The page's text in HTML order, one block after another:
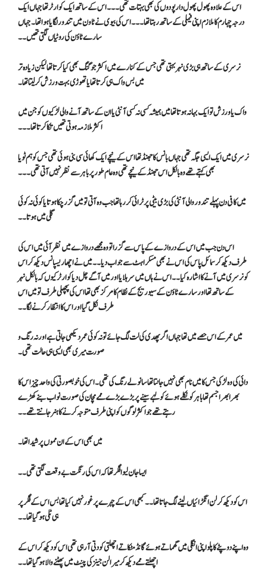
اس کے علاوہ پھول پھول دار پودوں کی بھی بہتات تھی۔۔۔ اس کے ساتھ ایک کوارٹر تھا جہاں ایک
درجہ چہارم کا ملازم اپنی فیملی کے ساتھ رہتا تھا ۔۔۔ اس کی بیوی نے ٹاون میں تندور لگایا ہوا تھا۔ جہاں
سارے ٹاؤن کی روٹیاں لگتی تھیں۔۔
نرسری کے ساتھ ہی بڑی نہر بہتی تھی جس کے کنارے میں اکثر جوگنگ بھی کیا کرتا تھا لیکن زیادہ تر
میں بس واک ہی کرتا تھا یا تھوڑی بہت ورزش کر لیتا تھا ۔
واک یا ورزش تو ایک بہانہ ہوتا تھا میں ہمیشہ کسی نہ کسی آنٹی یا ان کے ساتھ آنےوالی لڑکیوں کو جن میں
اکثر ملازمہ ہوتی تھیں تکا کرتا تھا۔۔۔
نرسری میں ایک ایسی جگہ تھی جہاں بانس کا جھنڈ تھا اس کے نیچے ایک کھائی سی بنی ہوئی تھی جس کو ہم ٹویا
بھی کہتے تھے وہ بالکل اس جھنڈ کے نیچے تھی وہ عام طور پر باہر سے نظر نہیں آتی تھی ۔۔۔
میں کافی دن پہلے تندور والی آنٹی کی بڑی بیٹی پر ٹرائی کر رہا تھا جب وہ آتی تو میں گزر چکا ہوتا یا کوئی نہ کوئی
گلی میں ہوتا۔۔
اس دن جب میں اس کے دروازے کے پاس سے گزرا تو وہ مجھے دروازے میں نظر آئی میں اس کی
طرف دیکھ کر سمائل پاس کی اس نے بھی مسکراہٹ سے جواب دیا ۔۔ میں نے اچھا ریسپانس دیکھ کر اس
کو نرسری میں آنے کا اشارہ کیا ۔۔ اس نے ہاں میں سر ہلایا اور میں آگے چل دیا کوارٹر کیوں کہ بالکل نہر
کے ساتھ تھا اور سارے ٹاؤن کے سیوریج کے نظام کا مرکز بھی تھا اس کی پچھلی طرف تو میں اس
طرف نکل گیا اور اس کا انتظار کرنے لگا۔۔
میں عمر کے اس حصے میں تھا جہاں اگر پھدی کی لت لگ جائے تو نہ کوئی عمر دیکھی جاتی ہے اور نہ رنگ و
صورت میری بھی ایسی ہی حالت تھی۔
دائی کی وہ لڑکی جس کا میں نام بھی نہیں جانتا تھا سانولے رنگ کی تھی۔ اس کی خوبصورتی کی واحد چیز اس کا
بھرا بھرا جسم تھا باہر کو نکلے ہوئے کولہے سینے پر بڑے بڑے ممے مچان کی صورت نواب بنے کھڑے
رہتے تھے جو اکثر لوگوں کو اپنی طرف متوجہ کرنے کا ہنر جانتے تھے۔۔
میں بھی اس کے ان مموں پر شیدا تھا ۔
ایسا جان لیوا فگر تھا کہ اس کی رنگت بے وقعت لگتی تھی۔۔
اس کو دیکھ کر لن انگڑائیاں لینے لگ جاتا تھا۔۔ کبھی اس کے چہرے پر غور نہیں کیا تھا بس اس کے فگر پر
ہی ٹلی ہو گیا تھا۔۔
وہ اپنے دوپٹے کا پلو اپنی انگلی میں گھماتے ہوئے گانڈ مٹکاتے اچھلتی کودتی آ رہی تھی اس کو دیکھ کر اس کے
اچھلتے ممے دیکھ کر میرا لن جینز کی پینٹ میں پھٹنے والا ہو گیا تھا ۔۔